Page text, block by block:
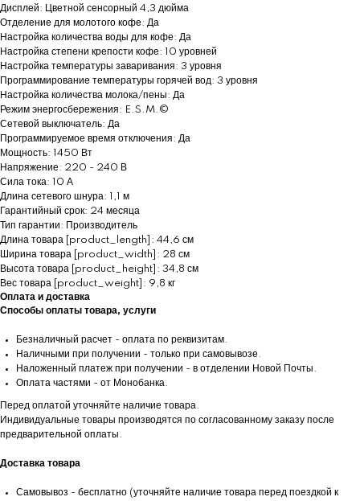
Дисплей: Цветной сенсорный 4,3 дюйма
Отделение для молотого кофе: Да
Настройка количества воды для кофе: Да
Настройка степени крепости кофе: 10 уровней
Настройка температуры заваривания: 3 уровня
Программирование температуры горячей вод: 3 уровня
Настройка количества молока/пены: Да
Режим энергосбережения: E.S.M.©
Сетевой выключатель: Да
Программируемое время отключения: Да
Мощность: 1450 Вт
Напряжение: 220 - 240 В
Сила тока: 10 А
Длина сетевого шнура: 1,1 м
Гарантийный срок: 24 месяца
Тип гарантии: Производитель
Длина товара [product_length]: 44,6 см
Ширина товара [product_width]: 28 см
Высота товара [product_height]: 34,8 см
Вес товара [product_weight]: 9,8 кг
Оплата и доставка
Способы оплаты товара, услуги
Безналичный расчет - оплата по реквизитам.
Наличными при получении - только при самовывозе.
Наложенный платеж при получении - в отделении Новой Почты.
Оплата частями - от Монобанка.
Перед оплатой уточняйте наличие товара.
Индивидуальные товары производятся по согласованному заказу после
предварительной оплаты.
Доставка товара
Самовывоз - бесплатно (уточняйте наличие товара перед поездкой к